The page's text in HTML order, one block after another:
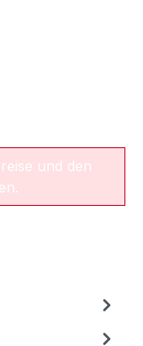
und den